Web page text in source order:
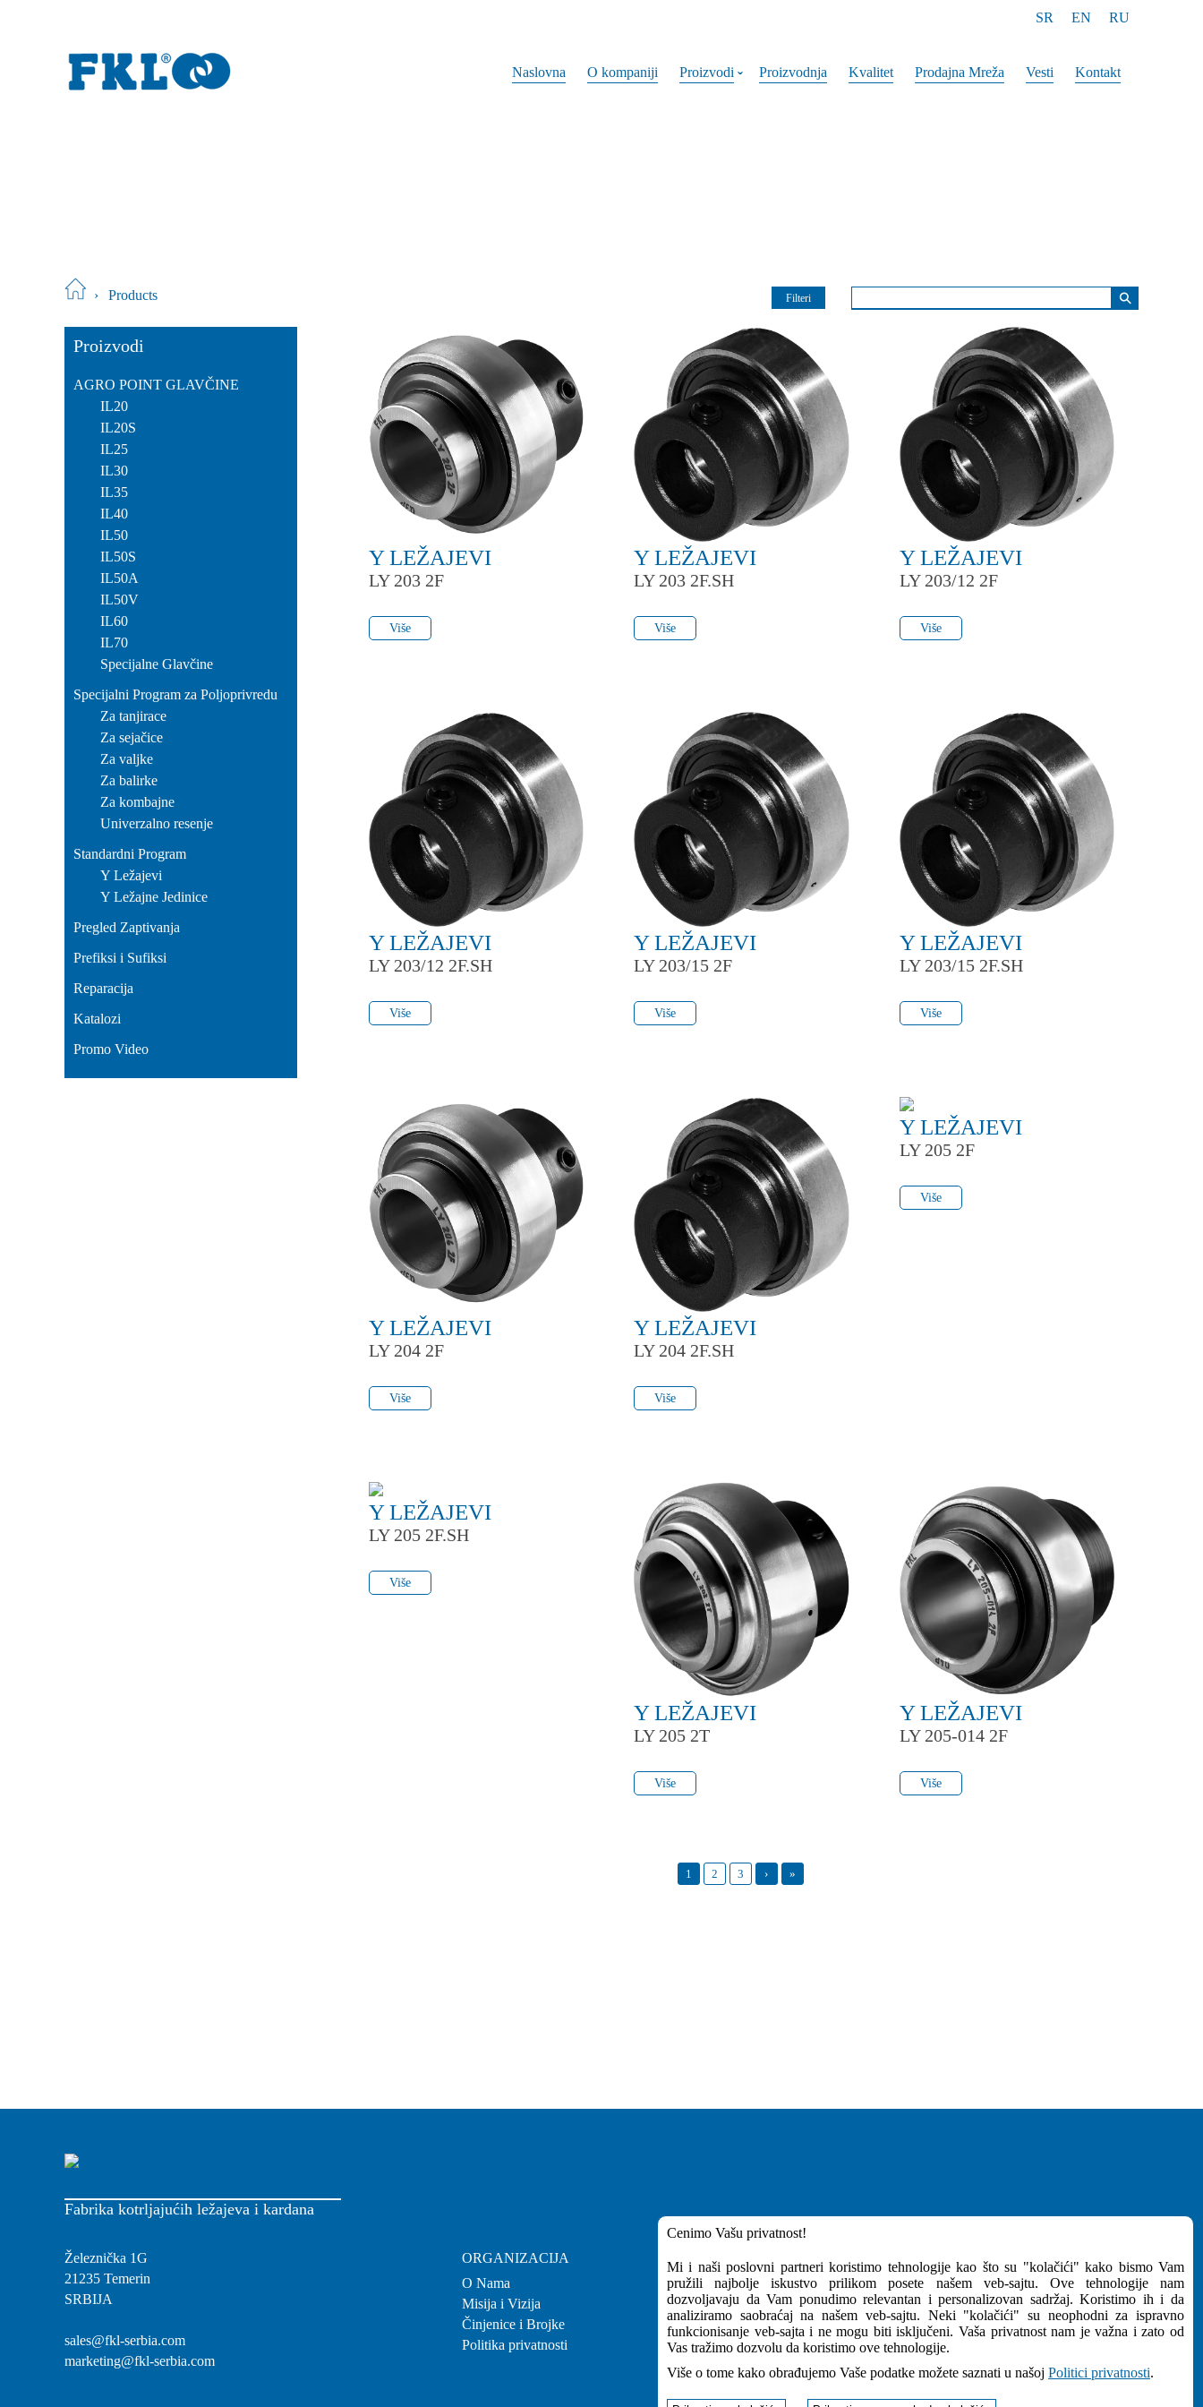
RU
EN
SR
Naslovna O kompaniji Proizvodi Proizvodnja Kvalitet Prodajna Mreža Vesti Kontakt
› Products ⚲
Filteri
Proizvodi
AGRO POINT GLAVČINE
IL20
IL20S
IL25
IL30
IL35
IL40
IL50
IL50S
IL50A
IL50V
IL60
IL70
Specijalne Glavčine
Specijalni Program za Poljoprivredu
Za tanjirace
Za sejačice
Za valjke
Za balirke
Za kombajne
Univerzalno resenje
Standardni Program
Y Ležajevi
Y Ležajne Jedinice
Pregled Zaptivanja
Prefiksi i Sufiksi
Reparacija
Katalozi
Promo Video
Y LEŽAJEVI
LY 203 2F
Više
Y LEŽAJEVI
LY 203 2F.SH
Više
Y LEŽAJEVI
LY 203/12 2F
Više
Y LEŽAJEVI
LY 203/12 2F.SH
Više
Y LEŽAJEVI
LY 203/15 2F
Više
Y LEŽAJEVI
LY 203/15 2F.SH
Više
Y LEŽAJEVI
LY 204 2F
Više
Y LEŽAJEVI
LY 204 2F.SH
Više
Y LEŽAJEVI
LY 205 2F
Više
Y LEŽAJEVI
LY 205 2F.SH
Više
Y LEŽAJEVI
LY 205 2T
Više
Y LEŽAJEVI
LY 205-014 2F
Više
1 2 3 › »
Fabrika kotrljajućih ležajeva i kardana
Železnička 1G
21235 Temerin
SRBIJA
sales@fkl-serbia.com
marketing@fkl-serbia.com
ORGANIZACIJA
O Nama
Misija i Vizija
Činjenice i Brojke
Politika privatnosti
KARIJERA
Karijera
Zaposlenje
Stručna praksa
Preuzimanja
NEWSletter
Pratite Nas
Cenimo Vašu privatnost!
Mi i naši poslovni partneri koristimo tehnologije kao što su "kolačići" kako bismo Vam
pružili najbolje iskustvo prilikom posete našem veb-sajtu. Ove tehnologije nam
dozvoljavaju da Vam ponudimo relevantan i personalizovan sadržaj. Koristimo ih i da
analiziramo saobraćaj na našem veb-sajtu. Neki "kolačići" su neophodni za ispravno
funkcionisanje veb-sajta i ne mogu biti isključeni. Vaša privatnost nam je važna i zato od
Vas tražimo dozvolu da koristimo ove tehnologije.
Više o tome kako obrađujemo Vaše podatke možete saznati u našoj Politici privatnosti.